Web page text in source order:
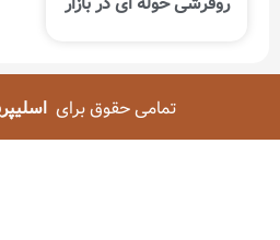
تمامی حقوق برای